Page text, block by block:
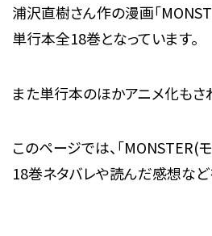
浦沢直樹さん作の漫画「
単行本全18巻となっています。
また単行本のほかアニメ化もさ
このページでは、「MONSTER(
18巻ネタバレや読んだ感想など